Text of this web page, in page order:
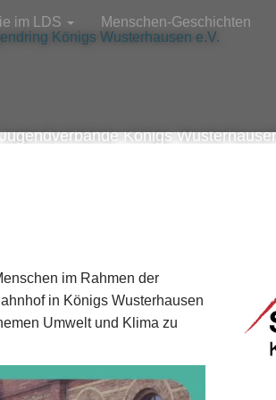
im LDS Menschen-Geschichten
Königs
im Rahmen der
in Königs Wusterhausen
Umwelt und Klima zu